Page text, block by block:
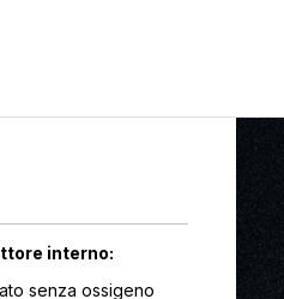
interno:
senza ossigeno